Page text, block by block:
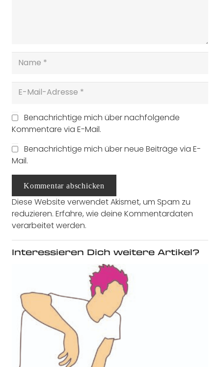
Benachrichtige mich über nachfolgende
Kommentare via E-Mail.
Benachrichtige mich über neue Beiträge via E-
Mail.
Kommentar abschicken
Diese Website verwendet Akismet, um Spam zu
reduzieren. Erfahre, wie deine Kommentardaten
verarbeitet werden.
Interessieren Dich weitere Artikel?